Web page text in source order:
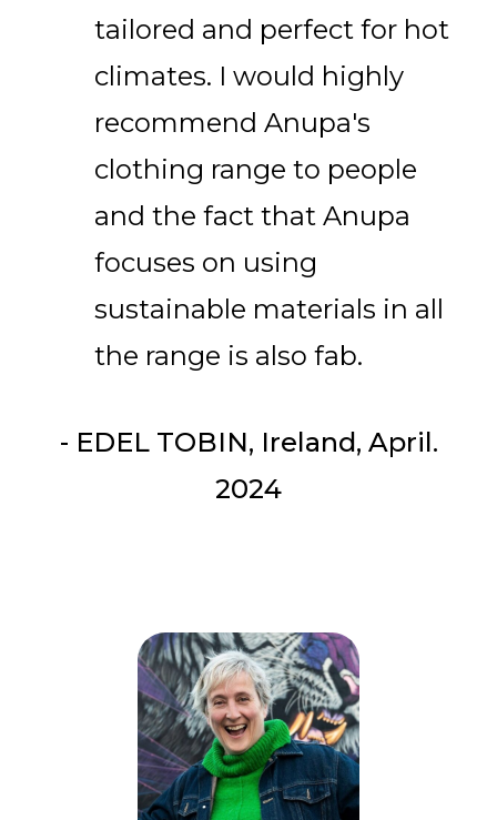
tailored and perfect for hot
climates. I would highly
recommend Anupa's
clothing range to people
and the fact that Anupa
focuses on using
sustainable materials in all
the range is also fab.
- EDEL TOBIN, Ireland, April.
2024